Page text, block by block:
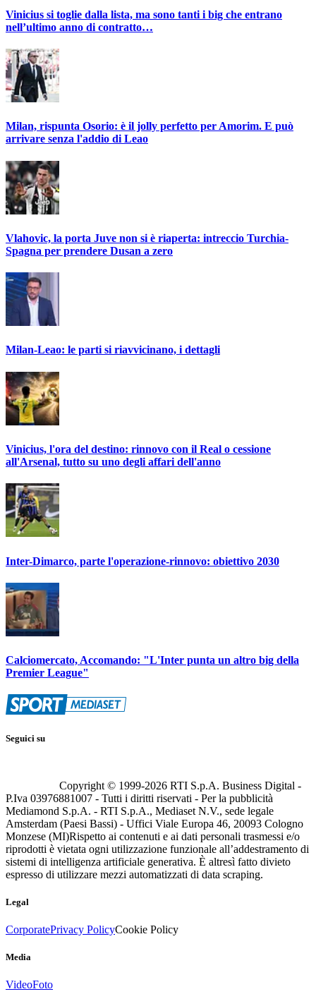
Vinicius si toglie dalla lista, ma sono tanti i big che entrano
nell’ultimo anno di contratto…
Milan, rispunta Osorio: è il jolly perfetto per Amorim. E può
arrivare senza l'addio di Leao
Vlahovic, la porta Juve non si è riaperta: intreccio Turchia-
Spagna per prendere Dusan a zero
Milan-Leao: le parti si riavvicinano, i dettagli
Vinicius, l'ora del destino: rinnovo con il Real o cessione
all'Arsenal, tutto su uno degli affari dell'anno
Inter-Dimarco, parte l'operazione-rinnovo: obiettivo 2030
Calciomercato, Accomando: "L'Inter punta un altro big della
Premier League"
Seguici su
Copyright © 1999-2026 RTI S.p.A. Business Digital -
P.Iva 03976881007 - Tutti i diritti riservati - Per la pubblicità
Mediamond S.p.A. - RTI S.p.A., Mediaset N.V., sede legale
Amsterdam (Paesi Bassi) - Uffici Viale Europa 46, 20093 Cologno
Monzese (MI)Rispetto ai contenuti e ai dati personali trasmessi e/o
riprodotti è vietata ogni utilizzazione funzionale all’addestramento di
sistemi di intelligenza artificiale generativa. È altresì fatto divieto
espresso di utilizzare mezzi automatizzati di data scraping.
Legal
CorporatePrivacy PolicyCookie Policy
Media
VideoFoto